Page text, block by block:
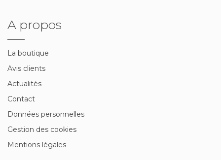
A propos
La boutique
Avis clients
Actualités
Contact
Données personnelles
Gestion des cookies
Mentions légales